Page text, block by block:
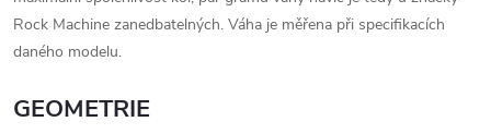
Rock Machine zanedbatelných. Váha je měřena při specifikacích
daného modelu.
GEOMETRIE